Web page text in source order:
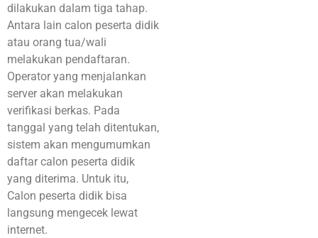
dilakukan dalam tiga tahap.
Antara lain calon peserta didik
atau orang tua/wali
melakukan pendaftaran.
Operator yang menjalankan
server akan melakukan
verifikasi berkas. Pada
tanggal yang telah ditentukan,
sistem akan mengumumkan
daftar calon peserta didik
yang diterima. Untuk itu,
Calon peserta didik bisa
langsung mengecek lewat
internet.